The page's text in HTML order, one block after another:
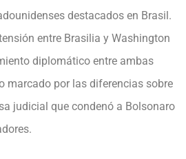
destacados en Brasil.
entre Brasilia y Washington
diplomático entre ambas
marcado por las diferencias sobre
judicial que condenó a Bolsonaro